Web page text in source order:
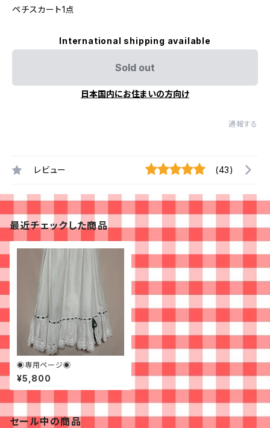
ペチスカート1点
International shipping available
Sold out
日本国内にお住まいの方向け
通報する
レビュー (43)
最近チェックした商品
◉専用ページ◉
¥5,800
セール中の商品